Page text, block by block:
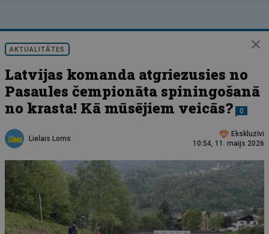
AKTUALITĀTES
Latvijas komanda atgriezusies no
Pasaules čempionāta spiningošanā
no krasta! Kā mūsējiem veicās?
0
Lielais Loms
Ekskluzīvi
10:54, 11. maijs 2026